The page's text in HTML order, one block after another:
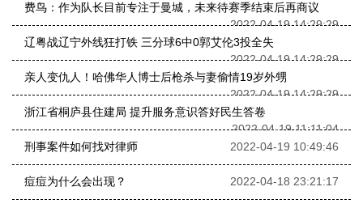
费鸟：作为队长目前专注于曼城，未来待赛季结束后再商议
2022-04-19 14:29:29
辽粤战辽宁外线狂打铁 三分球6中0郭艾伦3投全失
2022-04-19 14:29:29
亲人变仇人！哈佛华人博士后枪杀与妻偷情19岁外甥
2022-04-19 14:29:29
浙江省桐庐县住建局 提升服务意识答好民生答卷
2022-04-19 11:11:04
刑事案件如何找对律师
2022-04-19 10:49:46
痘痘为什么会出现？ 2022-04-18 23:21:17